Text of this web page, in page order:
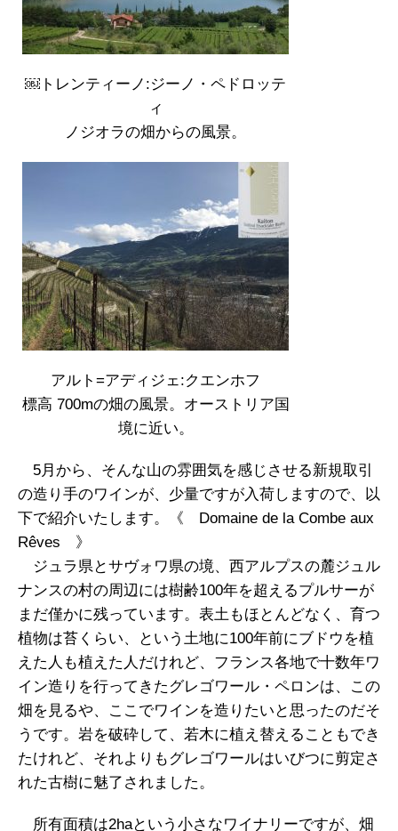
￼トレンティーノ:ジーノ・ペドロッテ
ィ
ノジオラの畑からの風景。
アルト=アディジェ:クエンホフ
標高 700mの畑の風景。オーストリア国
境に近い。
5月から、そんな山の雰囲気を感じさせる新規取引
の造り手のワインが、少量ですが入荷しますので、以
下で紹介いたします。《 Domaine de la Combe aux
Rêves 》
ジュラ県とサヴォワ県の境、西アルプスの麓ジュル
ナンスの村の周辺には樹齢100年を超えるプルサーが
まだ僅かに残っています。表土もほとんどなく、育つ
植物は苔くらい、という土地に100年前にブドウを植
えた人も植えた人だけれど、フランス各地で十数年ワ
イン造りを行ってきたグレゴワール・ペロンは、この
畑を見るや、ここでワインを造りたいと思ったのだそ
うです。岩を破砕して、若木に植え替えることもでき
たけれど、それよりもグレゴワールはいびつに剪定さ
れた古樹に魅了されました。
所有面積は2haという小さなワイナリーですが、畑